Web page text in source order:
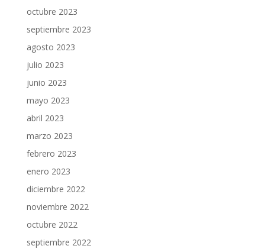
octubre 2023
septiembre 2023
agosto 2023
julio 2023
junio 2023
mayo 2023
abril 2023
marzo 2023
febrero 2023
enero 2023
diciembre 2022
noviembre 2022
octubre 2022
septiembre 2022